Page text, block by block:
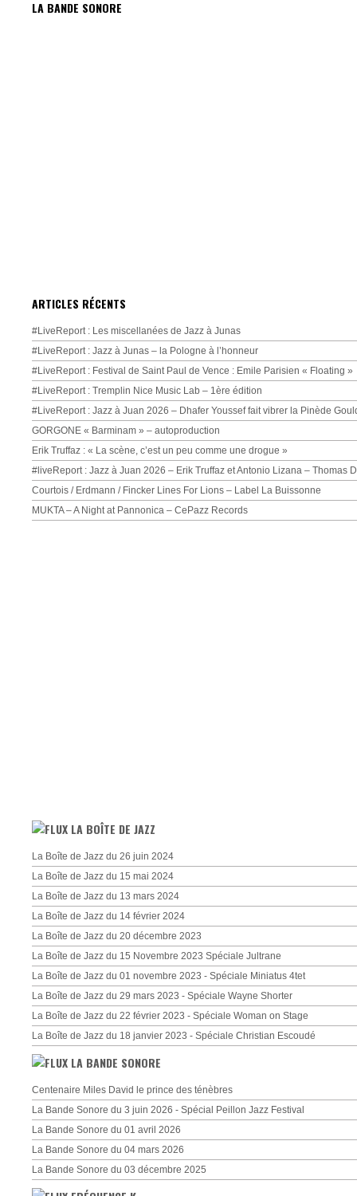
LA BANDE SONORE
ARTICLES RÉCENTS
#LiveReport : Les miscellanées de Jazz à Junas
#LiveReport : Jazz à Junas – la Pologne à l’honneur
#LiveReport : Festival de Saint Paul de Vence : Emile Parisien « Floating »
#LiveReport : Tremplin Nice Music Lab – 1ère édition
#LiveReport : Jazz à Juan 2026 – Dhafer Youssef fait vibrer la Pinède
GORGONE « Barminam » – autoproduction
Erik Truffaz : « La scène, c’est un peu comme une drogue »
#liveReport : Jazz à Juan 2026 – Erik Truffaz et Antonio Lizana – Thomas
Courtois / Erdmann / Fincker Lines For Lions – Label La Buissonne
MUKTA – A Night at Pannonica – CePazz Records
LA BOÎTE DE JAZZ
La Boîte de Jazz du 26 juin 2024
La Boîte de Jazz du 15 mai 2024
La Boîte de Jazz du 13 mars 2024
La Boîte de Jazz du 14 février 2024
La Boîte de Jazz du 20 décembre 2023
La Boîte de Jazz du 15 Novembre 2023 Spéciale Jultrane
La Boîte de Jazz du 01 novembre 2023 - Spéciale Miniatus 4tet
La Boîte de Jazz du 29 mars 2023 - Spéciale Wayne Shorter
La Boîte de Jazz du 22 février 2023 - Spéciale Woman on Stage
La Boîte de Jazz du 18 janvier 2023 - Spéciale Christian Escoudé
LA BANDE SONORE
Centenaire Miles David le prince des ténèbres
La Bande Sonore du 3 juin 2026 - Spécial Peillon Jazz Festival
La Bande Sonore du 01 avril 2026
La Bande Sonore du 04 mars 2026
La Bande Sonore du 03 décembre 2025